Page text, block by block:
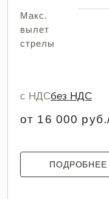
Макс.
вылет
стрелы
с НДСбез НДС
от 16 000
ПОДРОБНЕЕ